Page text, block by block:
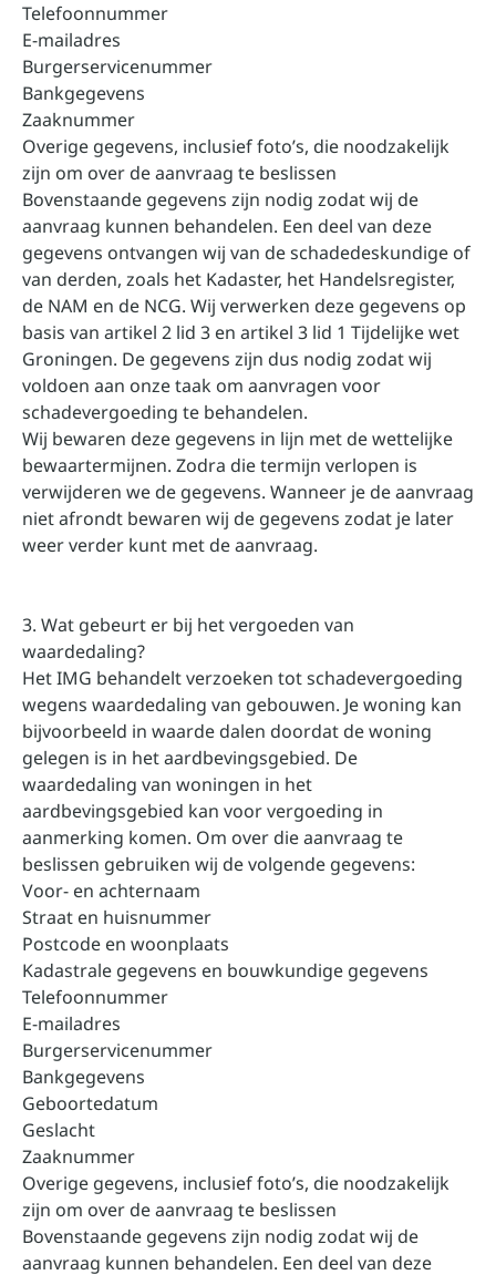
Telefoonnummer
E-mailadres
Burgerservicenummer
Bankgegevens
Zaaknummer
Overige gegevens, inclusief foto’s, die noodzakelijk
zijn om over de aanvraag te beslissen
Bovenstaande gegevens zijn nodig zodat wij de
aanvraag kunnen behandelen. Een deel van deze
gegevens ontvangen wij van de schadedeskundige of
van derden, zoals het Kadaster, het Handelsregister,
de NAM en de NCG. Wij verwerken deze gegevens op
basis van artikel 2 lid 3 en artikel 3 lid 1 Tijdelijke wet
Groningen. De gegevens zijn dus nodig zodat wij
voldoen aan onze taak om aanvragen voor
schadevergoeding te behandelen.
Wij bewaren deze gegevens in lijn met de wettelijke
bewaartermijnen. Zodra die termijn verlopen is
verwijderen we de gegevens. Wanneer je de aanvraag
niet afrondt bewaren wij de gegevens zodat je later
weer verder kunt met de aanvraag.
3. Wat gebeurt er bij het vergoeden van
waardedaling?
Het IMG behandelt verzoeken tot schadevergoeding
wegens waardedaling van gebouwen. Je woning kan
bijvoorbeeld in waarde dalen doordat de woning
gelegen is in het aardbevingsgebied. De
waardedaling van woningen in het
aardbevingsgebied kan voor vergoeding in
aanmerking komen. Om over die aanvraag te
beslissen gebruiken wij de volgende gegevens:
Voor- en achternaam
Straat en huisnummer
Postcode en woonplaats
Kadastrale gegevens en bouwkundige gegevens
Telefoonnummer
E-mailadres
Burgerservicenummer
Bankgegevens
Geboortedatum
Geslacht
Zaaknummer
Overige gegevens, inclusief foto’s, die noodzakelijk
zijn om over de aanvraag te beslissen
Bovenstaande gegevens zijn nodig zodat wij de
aanvraag kunnen behandelen. Een deel van deze